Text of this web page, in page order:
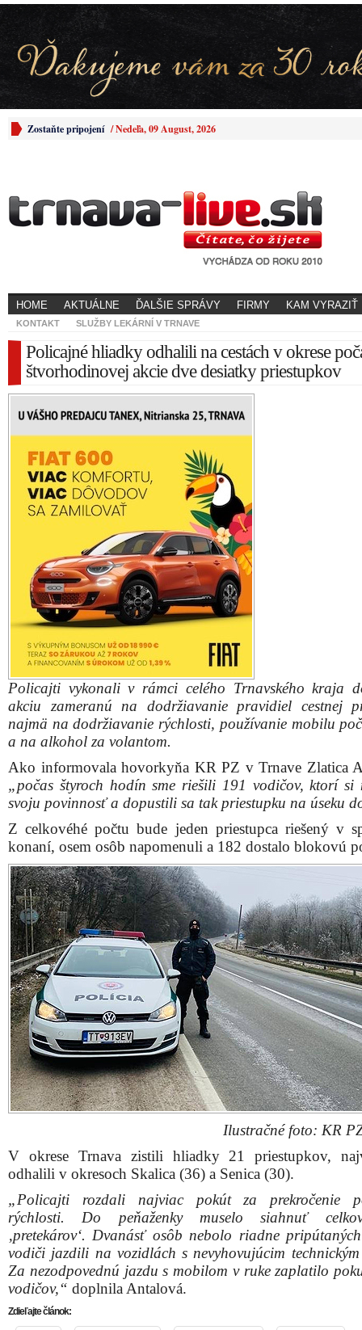
Zostaňte pripojení /Nedeľa, 09 August, 2026
HOME AKTUÁLNE ĎALŠIE SPRÁVY FIRMY KAM VYRAZIŤ
KONTAKT SLUŽBY LEKÁRNÍ V TRNAVE
Policajné hliadky odhalili na cestách v okrese
štvorhodinovej akcie dve desiatky priestupkov
Policajti vykonali v rámci celého Trnavského kraja
akciu zameranú na dodržiavanie pravidiel cestnej
najmä na dodržiavanie rýchlosti, používanie mobilu
a na alkohol za volantom.
Ako informovala hovorkyňa KR PZ v Trnave Zlatica
„počas štyroch hodín sme riešili 191 vodičov, ktorí si
svoju povinnosť a dopustili sa tak priestupku na úseku
Z celkovéhé počtu bude jeden priestupca riešený v
konaní, osem osôb napomenuli a 182 dostalo blokovú
Ilustračné foto: KR
V okrese Trnava zistili hliadky 21 priestupkov,
odhalili v okresoch Skalica (36) a Senica (30).
„Policajti rozdali najviac pokút za prekročenie
rýchlosti. Do peňaženky muselo siahnuť
‚pretekárov‘. Dvanásť osôb nebolo riadne
vodiči jazdili na vozidlách s nevyhovujúcim
Za nezodpovednú jazdu s mobilom v ruke zaplatilo
vodičov,“ doplnila Antalová.
Zdieľajte článok: